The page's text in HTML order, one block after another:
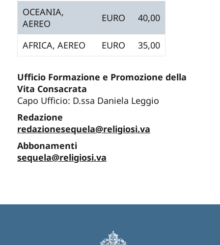
OCEANIA,
AEREO
EURO 40,00
AFRICA, AEREO EURO 35,00
Ufficio Formazione e Promozione della
Vita Consacrata
Capo Ufficio: D.ssa Daniela Leggio
Redazione
redazionesequela@religiosi.va
Abbonamenti
sequela@religiosi.va